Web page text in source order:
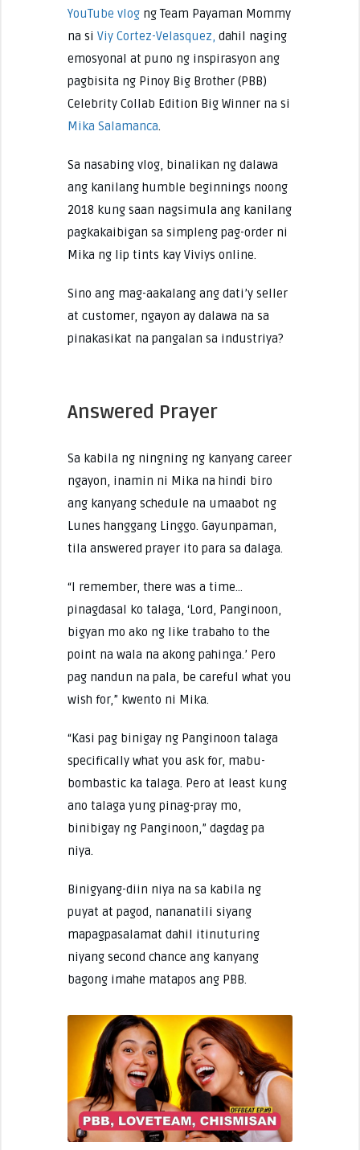
YouTube vlogng Team Payaman Mommy
na si Viy Cortez-Velasquez, dahil naging
emosyonal at puno ng inspirasyon ang
pagbisita ng Pinoy Big Brother (PBB)
Celebrity Collab Edition Big Winner na si
Mika Salamanca.
Sa nasabing vlog, binalikan ng dalawa
ang kanilang humble beginnings noong
2018 kung saan nagsimula ang kanilang
pagkakaibigan sa simpleng pag-order ni
Mika ng lip tints kay Viviys online.
Sino ang mag-aakalang ang dati’y seller
at customer, ngayon ay dalawa na sa
pinakasikat na pangalan sa industriya?
Answered Prayer
Sa kabila ng ningning ng kanyang career
ngayon, inamin ni Mika na hindi biro
ang kanyang schedule na umaabot ng
Lunes hanggang Linggo. Gayunpaman,
tila answered prayer ito para sa dalaga.
“I remember, there was a time…
pinagdasal ko talaga, ‘Lord, Panginoon,
bigyan mo ako ng like trabaho to the
point na wala na akong pahinga.’ Pero
pag nandun na pala, be careful what you
wish for,” kwento ni Mika.
“Kasi pag binigay ng Panginoon talaga
specifically what you ask for, mabu-
bombastic ka talaga. Pero at least kung
ano talaga yung pinag-pray mo,
binibigay ng Panginoon,” dagdag pa
niya.
Binigyang-diin niya na sa kabila ng
puyat at pagod, nananatili siyang
mapagpasalamat dahil itinuturing
niyang second chance ang kanyang
bagong imahe matapos ang PBB.